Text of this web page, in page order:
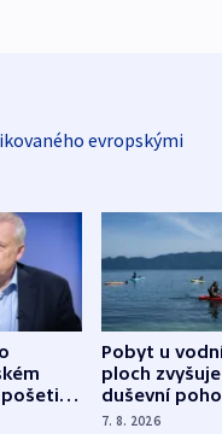
evropskými
Pobyt u
ploch zvyšuje
duševní
ukázala
7. 8. 2026